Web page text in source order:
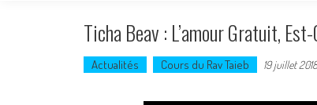
Ticha Beav : L’amour Gratuit,
Actualités Cours du Rav Taieb 19 juillet 2018